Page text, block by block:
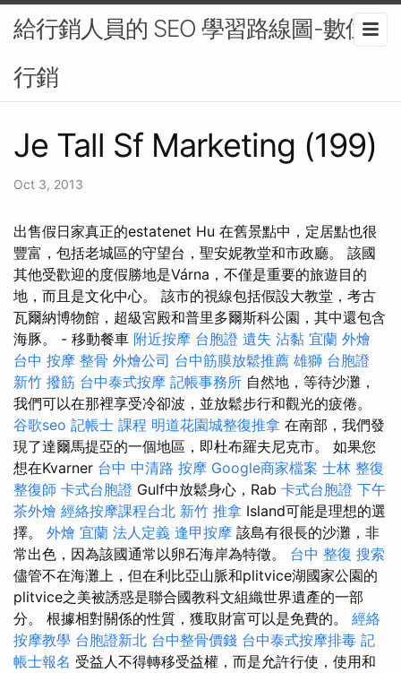
給行銷人員的 SEO 學習路線圖-數位
行銷
Je Tall Sf Marketing (199)
Oct 3, 2013
出售假日家真正的estatenet Hu 在舊景點中，定居點也很
豐富，包括老城區的守望台，聖安妮教堂和市政廳。 該國
其他受歡迎的度假勝地是Várna，不僅是重要的旅遊目的
地，而且是文化中心。 該市的視線包括假設大教堂，考古
瓦爾納博物館，超級宮殿和普里多爾斯科公園，其中還包含
海豚。 - 移動餐車 附近按摩 台胞證 遺失 沾黏 宜蘭 外燴
台中 按摩 整骨 外燴公司 台中筋膜放鬆推薦 雄獅 台胞證
新竹 撥筋 台中泰式按摩 記帳事務所 自然地，等待沙灘，
我們可以在那裡享受冷卻波，並放鬆步行和觀光的疲倦。
谷歌seo 記帳士 課程 明道花園城整復推拿 在南部，我們發
現了達爾馬提亞的一個地區，即杜布羅夫尼克市。 如果您
想在Kvarner 台中 中清路 按摩 Google商家檔案 士林 整復
整復師 卡式台胞證 Gulf中放鬆身心，Rab 卡式台胞證 下午
茶外燴 經絡按摩課程台北 新竹 推拿 Island可能是理想的選
擇。 外燴 宜蘭 法人定義 逢甲按摩 該島有很長的沙灘，非
常出色，因為該國通常以卵石海岸為特徵。 台中 整復 搜索
儘管不在海灘上，但在利比亞山脈和plitvice湖國家公園的
plitvice之美被誘惑是聯合國教科文組織世界遺產的一部
分。 根據相對關係的性質，獲取財富可以是免費的。 經絡
按摩教學 台胞證新北 台中整骨價錢 台中泰式按摩排毒 記
帳士報名 受益人不得轉移受益權，而是允許行使，使用和